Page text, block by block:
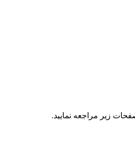
زیر مراجعه نمایید.